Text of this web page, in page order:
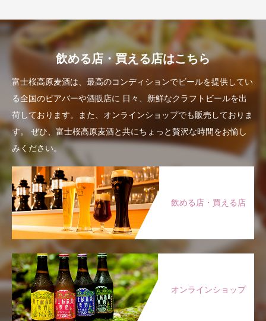
飲める店・買える店はこちら
富士桜高原麦酒は、最高のコンディションでビールを提供してい
る全国のビアバーや酒販店に 日々、新鮮なクラフトビールを出
荷しております。また、オンラインショップでも販売しておりま
す。ぜひ、富士桜高原麦酒と共にちょっと贅沢な時間をお愉し
みください。
飲める店・買える店
オンラインショップ